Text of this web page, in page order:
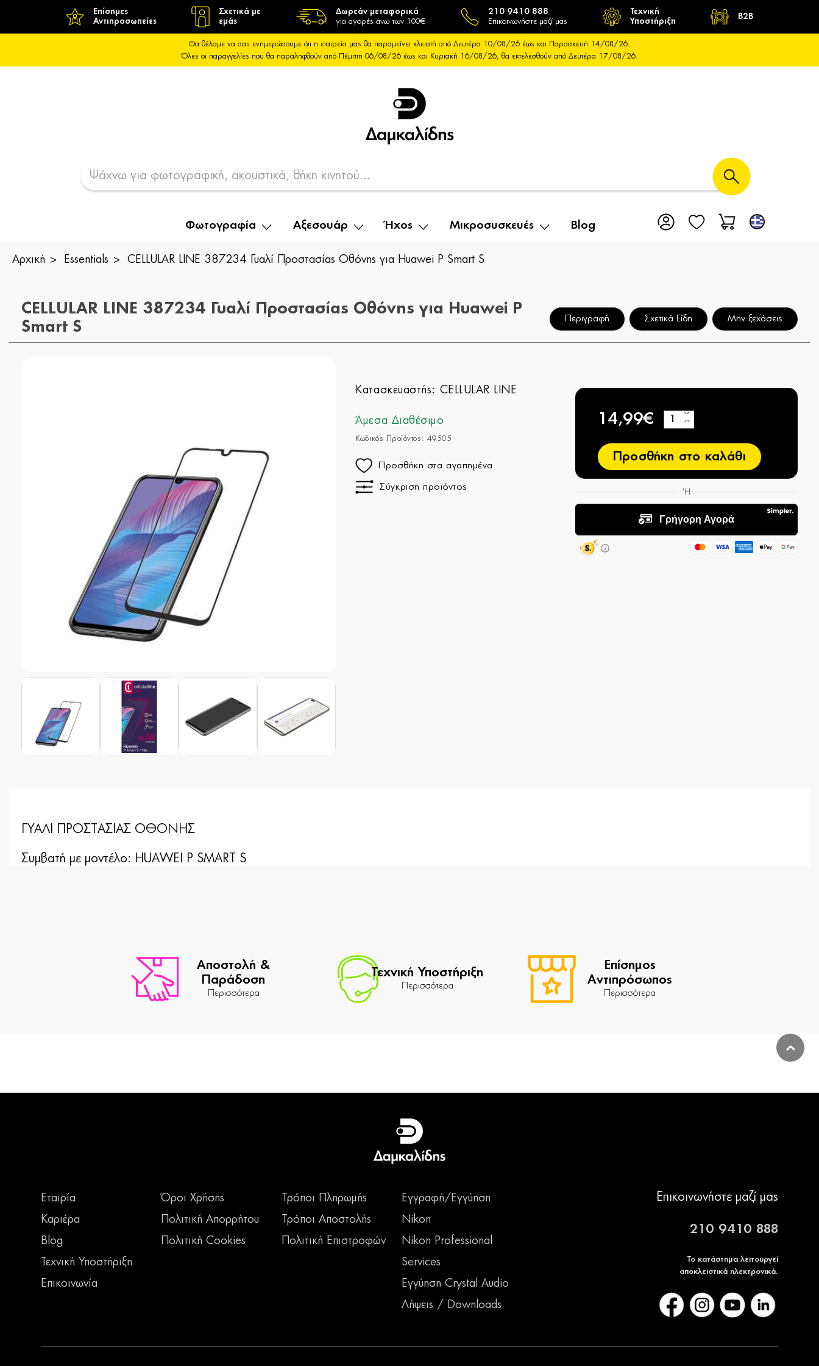
Επίσημες
Αντιπροσωπείες
Σχετικά με
εμάς
Δωρεάν μεταφορικά
για αγορές άνω των 100€
210 9410 888
Επικοινωνήστε μαζί μας
Τεχνική
Υποστήριξη
B2B
Θα θέλαμε να σας ενημερώσουμε ότι η εταιρεία μας θα παραμείνει κλειστή από Δευτέρα 10/08/26 έως και Παρασκευή 14/08/26.
Όλες οι παραγγελίες που θα παραληφθούν από Πέμπτη 06/08/26 έως και Κυριακή 16/08/26, θα εκτελεσθούν από Δευτέρα 17/08/26.
Φωτογραφία Αξεσουάρ Ήχος Μικροσυσκευές Blog
Αρχική Essentials CELLULAR LINE 387234 Γυαλί Προστασίας Οθόνης για Huawei P Smart S
CELLULAR LINE 387234 Γυαλί Προστασίας Οθόνης για Huawei P
Smart S
Περιγραφή Σχετικά Είδη Μην ξεχάσεις
Κατασκευαστής: CELLULAR LINE
Άμεσα Διαθέσιμο
Κωδικός Προϊόντος: 49505
Προσθήκη στα αγαπημένα
Σύγκριση προϊόντος
14,99€ −
+
Προσθήκη στο καλάθι
ΓΥΑΛΙ ΠΡΟΣΤΑΣΙΑΣ ΟΘΟΝΗΣ
Συμβατή με μοντέλο: HUAWEI P SMART S
Αποστολή &
Παράδοση
Περισσότερα
Τεχνική Υποστήριξη
Περισσότερα
Επίσημος
Αντιπρόσωπος
Περισσότερα
Εταιρία
Καριέρα
Blog
Τεχνική Υποστήριξη
Επικοινωνία
Όροι Χρήσης
Πολιτική Απορρήτου
Πολιτική Cookies
Τρόποι Πληρωμής
Τρόποι Αποστολής
Πολιτική Επιστροφών
Εγγραφή/Εγγύηση
Nikon
Nikon Professional
Services
Εγγύηση Crystal Audio
Λήψεις / Downloads
Επικοινωνήστε μαζί μας
210 9410 888
Το κατάστημα λειτουργεί
αποκλειστικά ηλεκτρονικά.